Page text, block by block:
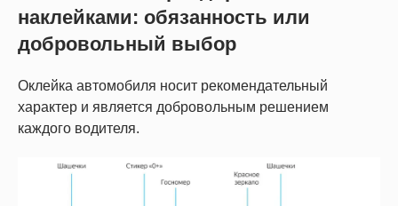
наклейками: обязанность или
добровольный выбор
Оклейка автомобиля носит рекомендательный
характер и является добровольным решением
каждого водителя.